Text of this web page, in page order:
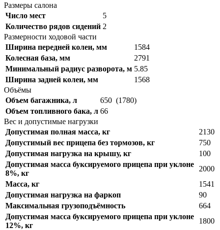
Размеры салона
Число мест
5
Количество рядов сидений 2
Размерности ходовой части
Ширина передней колеи, мм
1584
Колесная база, мм
2791
Минимальный радиус разворота, м 5.85
Ширина задней колеи, мм
1568
Объёмы
Объем багажника, л
650 (1780)
Объем топливного бака, л 66
Вес и допустимые нагрузки
Допустимая полная масса, кг
2130
Допустимый вес прицепа без тормозов, кг
750
Допустимая нагрузка на крышу, кг
100
Допустимая масса буксируемого прицепа при уклоне
8%, кг
2000
Масса, кг
1541
Допустимая нагрузка на фаркоп
90
Максимальная грузоподъёмность
664
Допустимая масса буксируемого прицепа при уклоне
12%, кг
1800